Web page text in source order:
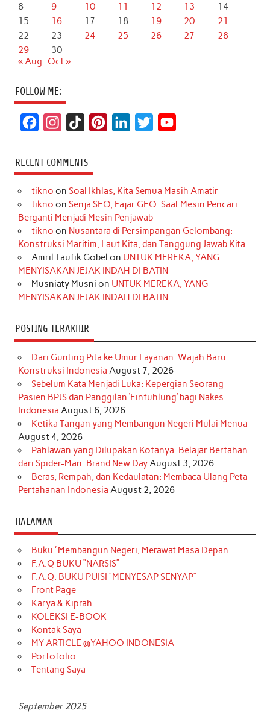
8
9 10 11 12 13
14
15
16 17 18 19 20
21
22
23 24 25 26 27
28
29
30
« Aug
Oct »
FOLLOW ME:
c
e
b
o
k
s
t
a
r
a
m
k
T
o
k
t
e
r
e
s
t
k
e
d
I
n
t
t
r
T
u
e
RECENT COMMENTS
tikno on Soal Ikhlas, Kita Semua Masih Amatir
tikno on Senja SEO, Fajar GEO: Saat Mesin Pencari
Berganti Menjadi Mesin Penjawab
tikno on Nusantara di Persimpangan Gelombang:
Konstruksi Maritim, Laut Kita, dan Tanggung Jawab Kita
Amril Taufik Gobel on UNTUK MEREKA, YANG
MENYISAKAN JEJAK INDAH DI BATIN
Musniaty Musni on UNTUK MEREKA, YANG
MENYISAKAN JEJAK INDAH DI BATIN
POSTING TERAKHIR
Dari Gunting Pita ke Umur Layanan: Wajah Baru
Konstruksi Indonesia August 7, 2026
Sebelum Kata Menjadi Luka: Kepergian Seorang
Pasien BPJS dan Panggilan ‘Einfühlung’ bagi Nakes
Indonesia August 6, 2026
Ketika Tangan yang Membangun Negeri Mulai Menua
August 4, 2026
Pahlawan yang Dilupakan Kotanya: Belajar Bertahan
dari Spider-Man: Brand New DayAugust 3, 2026
Beras, Rempah, dan Kedaulatan: Membaca Ulang Peta
Pertahanan Indonesia August 2, 2026
HALAMAN
Buku “Membangun Negeri, Merawat Masa Depan
F.A.Q BUKU “NARSIS”
F.A.Q. BUKU PUISI “MENYESAP SENYAP”
Front Page
Karya & Kiprah
KOLEKSI E-BOOK
Kontak Saya
MY ARTICLE @YAHOO INDONESIA
Portofolio
Tentang Saya
September 2025